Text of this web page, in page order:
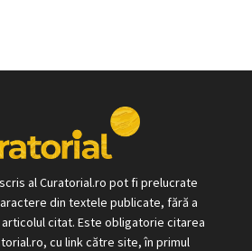
al Curatorial.ro pot fi prelucrate
din textele publicate, fără a
citat. Este obligatorie citarea
cu link către site, în primul